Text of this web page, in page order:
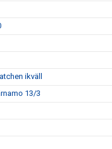
ikväll
13/3